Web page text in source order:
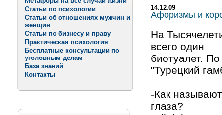
Статьи по психологии
Статьи об отношениях мужчин и
женщин
Статьи по бизнесу и праву
Практическая психология
Бесплатные консультации по
уголовным делам
База знаний
Контакты
14.12.09
Афоризмы и
На
всего один
биотуалет.
"Турецкий
-Как
глаза?